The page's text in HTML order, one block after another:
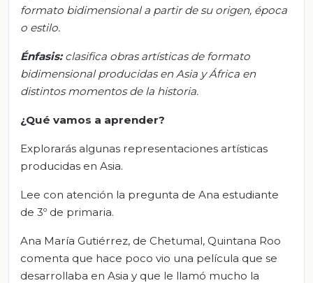
formato bidimensional a partir de su origen, época
o estilo.
Énfasis: clasifica obras artísticas de formato
bidimensional producidas en Asia y África en
distintos momentos de la historia.
¿Qué vamos a aprender?
Explorarás algunas representaciones artísticas
producidas en Asia.
Lee con atención la pregunta de Ana estudiante
de 3º de primaria.
Ana María Gutiérrez, de Chetumal, Quintana Roo
comenta que hace poco vio una película que se
desarrollaba en Asia y que le llamó mucho la